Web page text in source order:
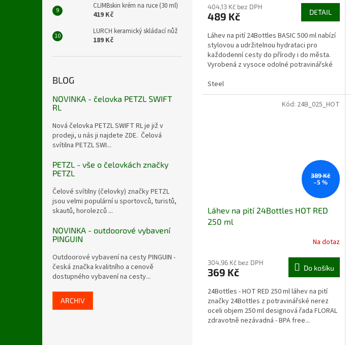
CLIMBskin krém na ruce (30 ml)
419 Kč
LURCH keramický skládací nůž
189 Kč
BLOG
NOVINKA - čelovka PETZL SWIFT
RL
Nová čelovka PETZL SWIFT RL je již v
prodeji, u nás ji najdete ZDE. Čelová
svítilna PETZL SWI...
PETZL - vše o čelovkách značky
PETZL
Čelové svítilny (čelovky) značky PETZL
jsou velmi populární u sportovců, turistů,
skautů, horolezců ...
NOVINKA - outdoorové vybavení
PINGUIN
Outdoorové vybavení na cesty PINGUIN -
česká značka kvalitního a cenově
dostupného vybavení na cesty...
ARCHIV
404,13 Kč bez DPH
489 Kč DETAIL
Láhev na pití 24Bottles BASIC 500 ml nabízí
stylovou a udržitelnou hydrataci pro
každodenní cesty do přírody i do města.
Vyrobená z vysoce odolné potravinářské
Steel
389 Kč
–5 %
Láhev na pití 24Bottles HOT RED
250 ml
Na dotaz
304,96 Kč bez DPH
369 Kč Do košíku
24Bottles - HOT RED 250 ml láhev na pití
značky 24Bottles z potravinářské nerez
oceli objem 250 ml designová řada FLORAL
zdravotně nezávadná - BPA free...
Kód: 24B_025_HOT